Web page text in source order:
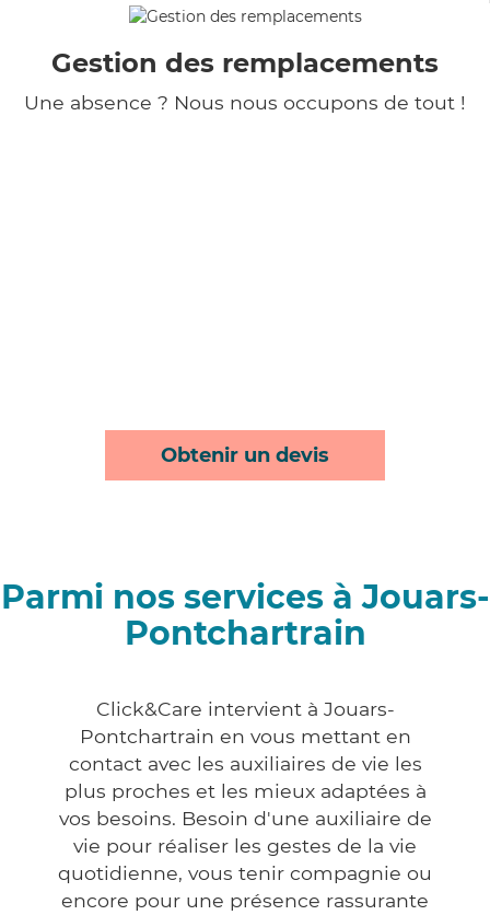
Gestion des remplacements
Une absence ? Nous nous occupons de tout !
Obtenir un devis
Parmi nos services à Jouars-
Pontchartrain
Click&Care intervient à Jouars-
Pontchartrain en vous mettant en
contact avec les auxiliaires de vie les
plus proches et les mieux adaptées à
vos besoins. Besoin d'une auxiliaire de
vie pour réaliser les gestes de la vie
quotidienne, vous tenir compagnie ou
encore pour une présence rassurante